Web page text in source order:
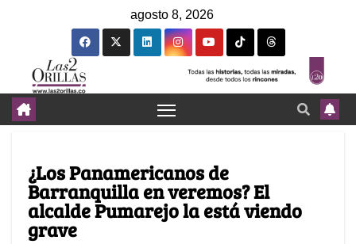
agosto 8, 2026
¿Los Panamericanos de
Barranquilla en veremos? El
alcalde Pumarejo la está viendo
grave